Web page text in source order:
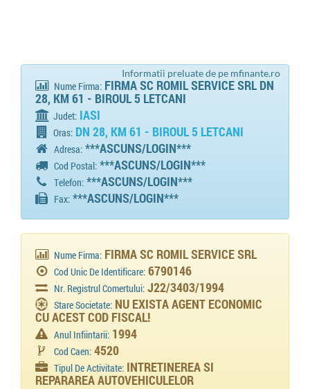
Informatii preluate de pe mfinante.ro
Nume Firma: FIRMA SC ROMIL SERVICE SRL DN
28, KM 61 - BIROUL 5 LETCANI
Judet: IASI
Oras: DN 28, KM 61 - BIROUL 5 LETCANI
Adresa: ***ASCUNS/LOGIN***
Cod Postal: ***ASCUNS/LOGIN***
Telefon: ***ASCUNS/LOGIN***
Fax: ***ASCUNS/LOGIN***
Nume Firma: FIRMA SC ROMIL SERVICE SRL
Cod Unic De Identificare: 6790146
Nr. Registrul Comertului: J22/3403/1994
Stare Societate: NU EXISTA AGENT ECONOMIC
CU ACEST COD FISCAL!
Anul Infiintarii: 1994
Cod Caen: 4520
Tipul De Activitate: INTRETINEREA SI
REPARAREA AUTOVEHICULELOR